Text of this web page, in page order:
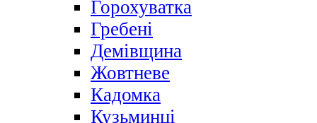
Горохуватка
Гребені
Демівщина
Жовтневе
Кадомка
Кузьминці